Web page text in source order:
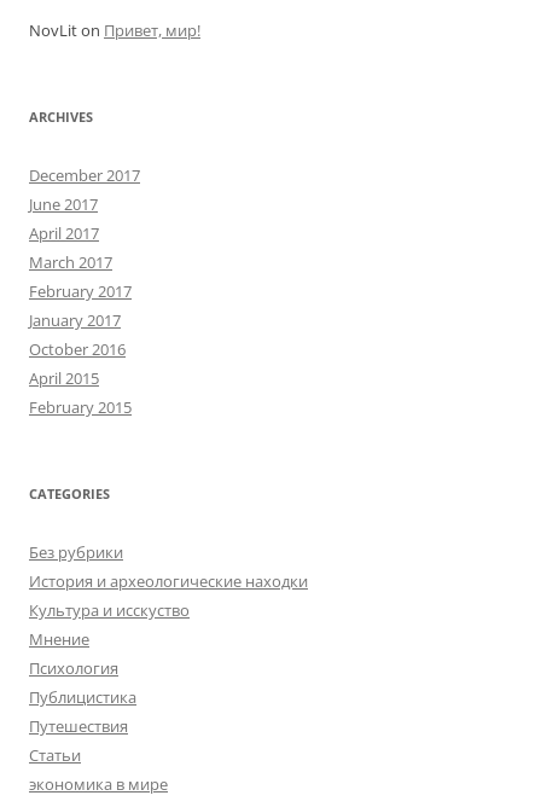
NovLiton Привет, мир!
ARCHIVES
December 2017
June 2017
April 2017
March 2017
February 2017
January 2017
October 2016
April 2015
February 2015
CATEGORIES
Без рубрики
История и археологические находки
Культура и исскуство
Мнение
Психология
Публицистика
Путешествия
Статьи
экономика в мире